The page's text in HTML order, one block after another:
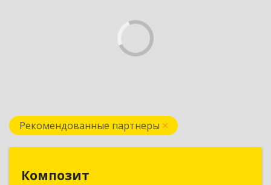
Рекомендованные партнеры
Композит